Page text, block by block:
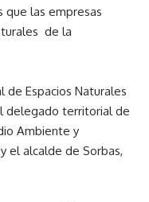
que las empresas
de la
Espacios Naturales
delegado territorial de
Ambiente y
el alcalde de Sorbas,